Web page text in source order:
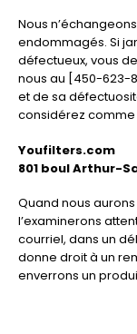
Nous
endommagés. Si
défectueux, vous
nous au [450-623-
et de sa
considérez comme
Youfilters.com
801 boul Arthur-
Quand nous
l’examinerons
courriel, dans un
donne droit à un
enverrons un